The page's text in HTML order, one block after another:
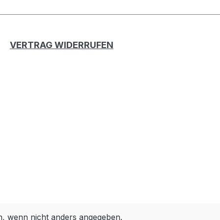
VERTRAG WIDERRUFEN
wenn nicht anders angegeben.